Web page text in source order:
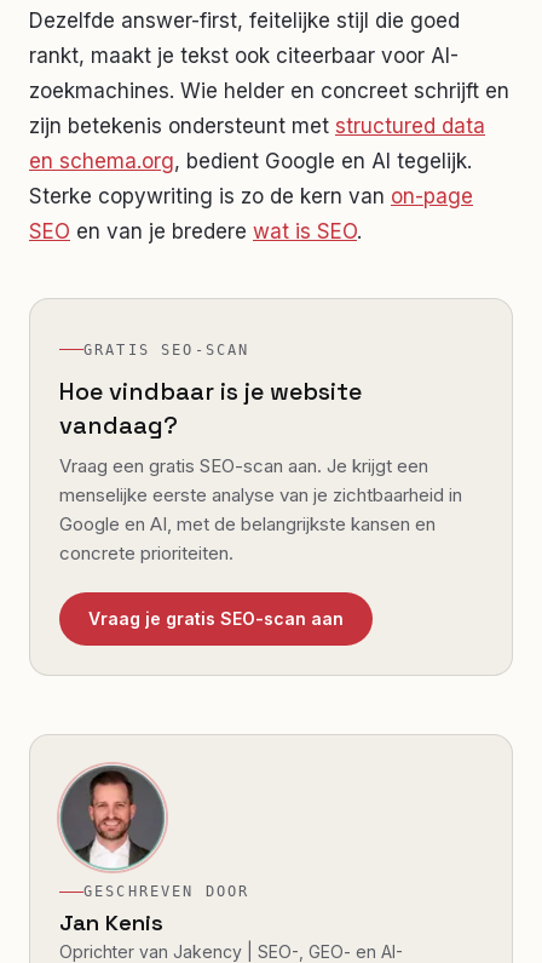
Dezelfde answer-first, feitelijke stijl die goed
rankt, maakt je tekst ook citeerbaar voor AI-
zoekmachines. Wie helder en concreet schrijft en
zijn betekenis ondersteunt met structured data
en schema.org, bedient Google en AI tegelijk.
Sterke copywriting is zo de kern van on-page
SEO en van je bredere wat is SEO.
GRATIS SEO-SCAN
Hoe vindbaar is je website
vandaag?
Vraag een gratis SEO-scan aan. Je krijgt een
menselijke eerste analyse van je zichtbaarheid in
Google en AI, met de belangrijkste kansen en
concrete prioriteiten.
Vraag je gratis SEO-scan aan
GESCHREVEN DOOR
Jan Kenis
Oprichter van Jakency | SEO-, GEO- en AI-